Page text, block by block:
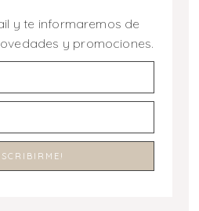
y te informaremos de
y promociones.